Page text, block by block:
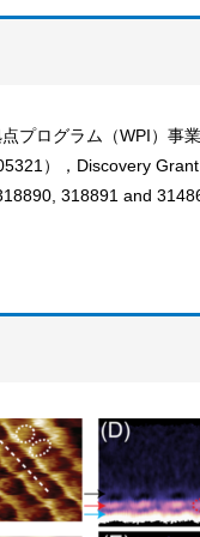
プログラム（WPI）事
），Discovery
318891 and